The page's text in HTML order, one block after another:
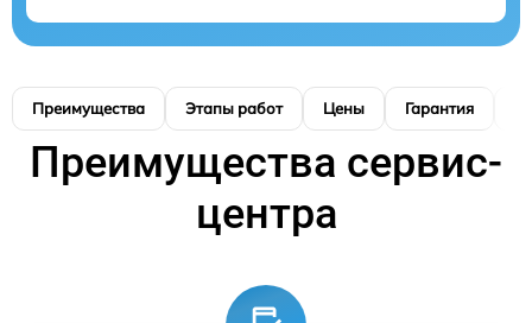
Преимущества Этапы работ Цены Гарантия
Преимущества сервис-
центра